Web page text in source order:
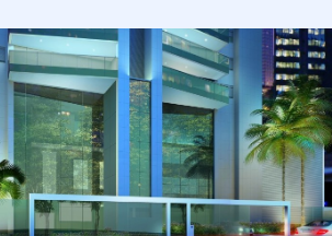
Além da praticidade e facilidade de
de uma academia no
ainda, pela segurança,
horários de treino, integração entre os